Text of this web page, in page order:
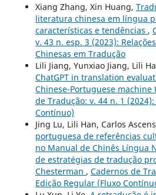
Xiang Zhang, Xin Huang,
literatura chinesa em língua
características e tendências ,
v. 43 n. esp. 3 (2023):
Chinesas em Tradução
Lili Jiang, Yunxiao Jiang, Lili
ChatGPT in translation
Chinese-Portuguese machine
de Tradução: v. 44 n. 1
Contínuo)
Jing Lu, Lili Han, Carlos
portuguesa de referências
no Manual de Chinês Língua
de estratégias de tradução
Chesterman , Cadernos de
Edição Regular (Fluxo